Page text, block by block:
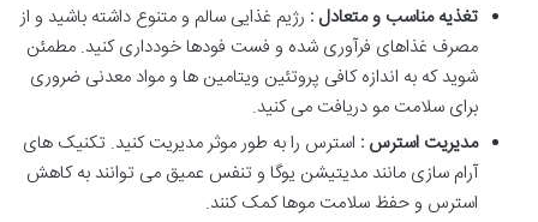
تغذیه مناسب و متعادل : رژیم غذایی سالم و متنوع داشته باشید و از
مصرف غذاهای فرآوری شده و فست فودها خودداری کنید. مطمئن
شوید که به اندازه کافی پروتئین ویتامین ها و مواد معدنی ضروری
برای سلامت مو دریافت می کنید.
مدیریت استرس : استرس را به طور موثر مدیریت کنید. تکنیک های
آرام سازی مانند مدیتیشن یوگا و تنفس عمیق می توانند به کاهش
استرس و حفظ سلامت موها کمک کنند.